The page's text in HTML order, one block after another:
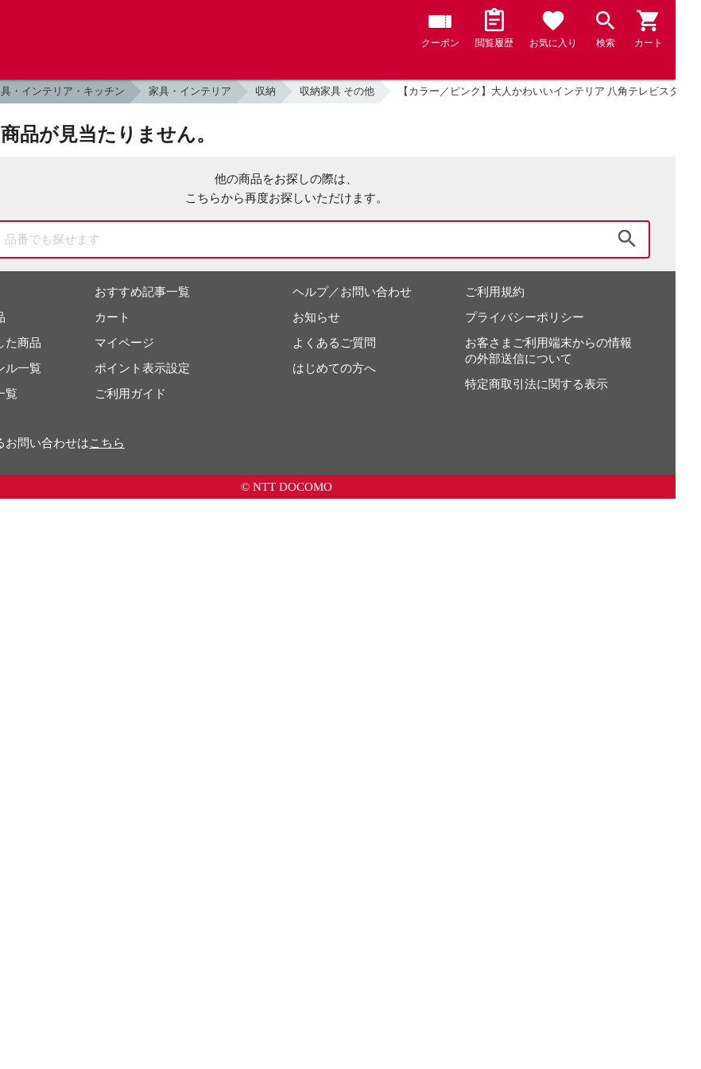
クーポン 閲覧履歴 お気に入り 検索 カート
・インテリア・キッチン 家具・インテリア 収納 収納家具 その他 【カラー／ピンク】大人かわいいインテリア 八角テレビスタ
品が見当たりません。
他の商品をお探しの際は、
こちらから再度お探しいただけます。
た商品
ル一覧
覧
おすすめ記事一覧
カート
マイページ
ポイント表示設定
ご利用ガイド
ヘルプ／お問い合わせ
お知らせ
よくあるご質問
はじめての方へ
ご利用規約
プライバシーポリシー
お客さまご利用端末からの情報
の外部送信について
特定商取引法に関する表示
問い合わせはこちら
© NTT DOCOMO